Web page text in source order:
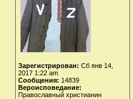
Зарегистрирован: Сб янв 14,
2017 1:22 am
Сообщения: 14839
Вероисповедание:
Православный христианин